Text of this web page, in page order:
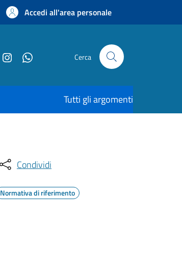
Accedi all'area personale
Cerca
Tutti gli argomenti
Condividi
Normativa di riferimento